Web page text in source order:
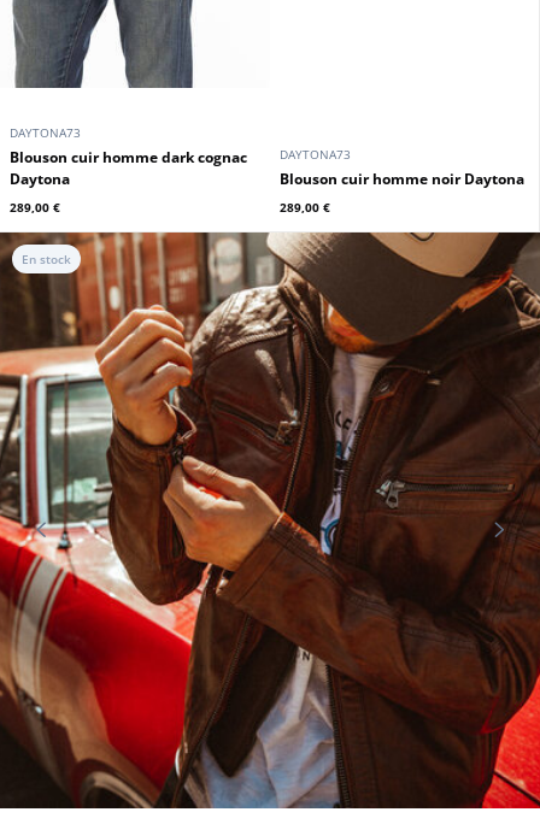
DAYTONA73
Blouson cuir homme dark cognac
Daytona
289,00 €
DAYTONA73
Blouson cuir homme noir Daytona
289,00 €
En stock